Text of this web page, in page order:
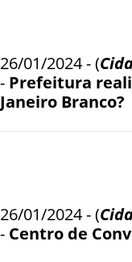
26/01/2024 - (
- Prefeitura
Janeiro Branco?
26/01/2024 - (
- Centro de